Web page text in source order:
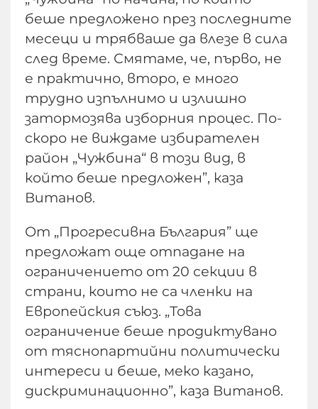
беше предложено през последните
месеци и трябваше да влезе в сила
след време. Смятаме, че, първо, не
е практично, второ, е много
трудно изпълнимо и излишно
затормозява изборния процес. По-
скоро не виждаме избирателен
район „Чужбина“ в този вид, в
който беше предложен”, каза
Витанов.
От „Прогресивна България” ще
предложат още отпадане на
ограничението от 20 секции в
страни, които не са членки на
Европейския съюз. „Това
ограничение беше продиктувано
от тяснопартийни политически
интереси и беше, меко казано,
дискриминационно”, каза Витанов.